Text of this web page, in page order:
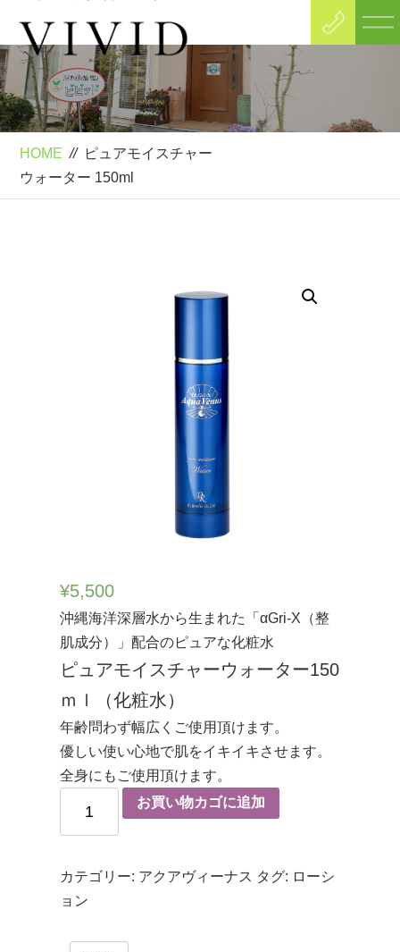
Product
ピュアモイスチャー
ウォーター 150ml
HOME //
ピュアモイスチャー
ウォーター 150ml
¥5,500
沖縄海洋深層水から生まれた「αGri-X（整
肌成分）」配合のピュアな化粧水
ピュアモイスチャーウォーター150
ｍｌ（化粧水）
年齢問わず幅広くご使用頂けます。
優しい使い心地で肌をイキイキさせます。
全身にもご使用頂けます。
お買い物カゴに追加
カテゴリー: アクアヴィーナス タグ: ローシ
ョン